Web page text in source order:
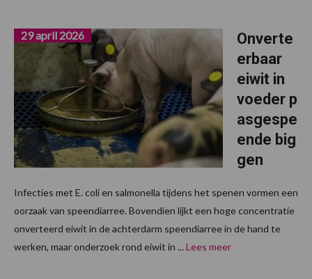
Onverte
erbaar
eiwit in
voeder p
asgespe
ende big
gen
29 april 2026
Infecties met E. coli en salmonella tijdens het spenen vormen een
oorzaak van speendiarree. Bovendien lijkt een hoge concentratie
onverteerd eiwit in de achterdarm speendiarree in de hand te
werken, maar onderzoek rond eiwit in ... Lees meer